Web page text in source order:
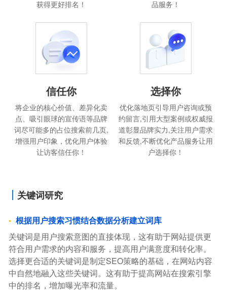
获得更好排名！
品服务！
信任你
将企业的核心价值、差异化卖
点、吸引眼球的宣传语等品牌
词尽可能多的占位搜索前几页,
增强用户印象，优化用户体验
让访客信任你！
选择你
优化落地页引导用户咨询或预
约留言,引用大型案例或权威报
道彰显品牌实力,关注用户需求
和反馈,不断优化产品服务让用
户选择你！
关键词研究
根据用户搜索习惯结合数据分析建立词库
关键词是用户搜索意图的直接体现，这有助于网站提供更
符合用户需求的内容和服务，提高用户满意度和转化率。
选择更合适的关键词是制定SEO策略的基础，在网站内容
中自然地融入这些关键词。这有助于提高网站在搜索引擎
中的排名，增加曝光率和流量。